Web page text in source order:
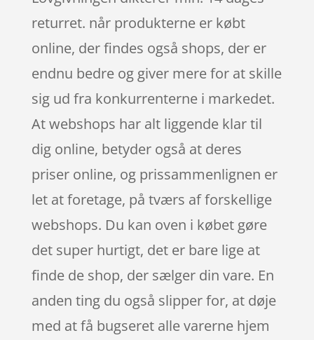
returret. når produkterne er købt
online, der findes også shops, der er
endnu bedre og giver mere for at skille
sig ud fra konkurrenterne i markedet.
At webshops har alt liggende klar til
dig online, betyder også at deres
priser online, og prissammenlignen er
let at foretage, på tværs af forskellige
webshops. Du kan oven i købet gøre
det super hurtigt, det er bare lige at
finde de shop, der sælger din vare. En
anden ting du også slipper for, at døje
med at få bugseret alle varerne hjem